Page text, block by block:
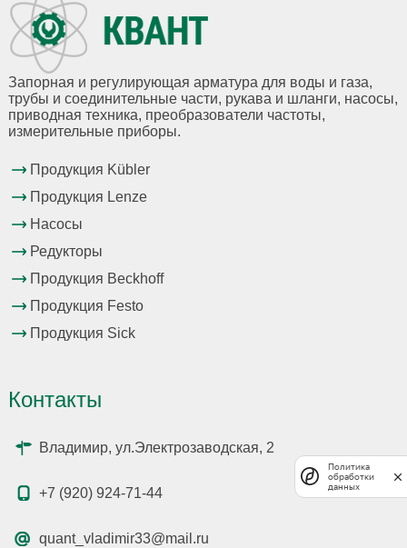
Запорная и регулирующая арматура для воды и газа,
трубы и соединительные части, рукава и шланги, насосы,
приводная техника, преобразователи частоты,
измерительные приборы.
Продукция Kübler
Продукция Lenze
Насосы
Редукторы
Продукция Beckhoff
Продукция Festo
Продукция Sick
Контакты
Владимир, ул.Электрозаводская, 2
+7 (920) 924-71-44
quant_vladimir33@mail.ru
Политика
обработки
данных